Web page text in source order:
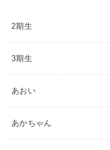
2期生
3期生
あおい
あかちゃん